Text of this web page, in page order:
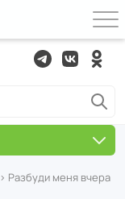
› Разбуди меня вчера